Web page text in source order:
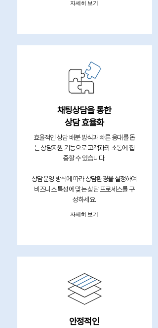
자세히 보기
채팅상담을 통한
​상담 효율화
효율적인 상담 배분 방식과 빠른 응대를 돕
는 상담지원 기능으로 고객과의 소통에 집
중할 수 있습니다.
상담운영 방식에 따라 상담환경을 설정하여
비즈니스 특성에 맞는 상담 프로세스를 구
성하세요.
자세히 보기
​안정적인